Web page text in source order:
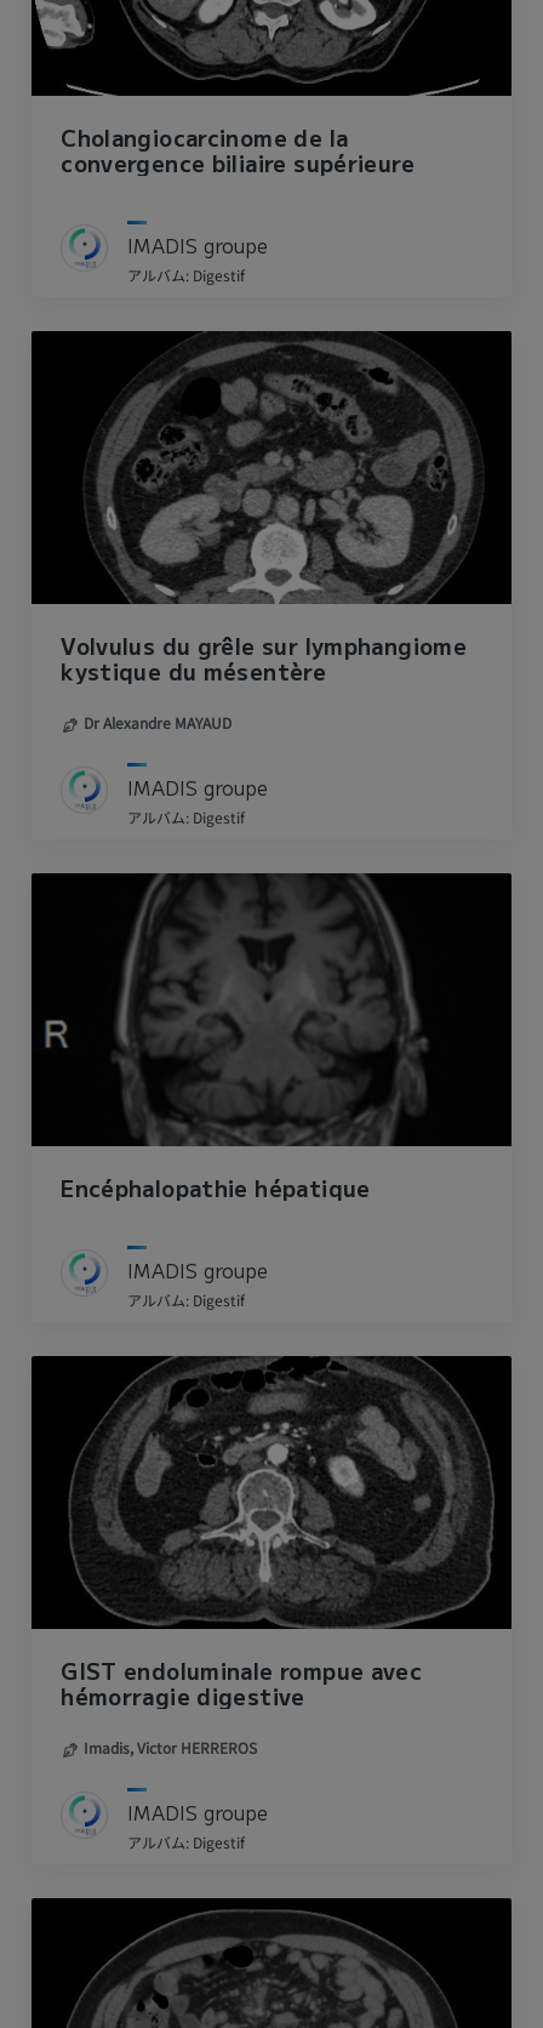
Cholangiocarcinome de la
convergence biliaire supérieure
IMADIS groupe
アルバム: Digestif
Volvulus du grêle sur lymphangiome
kystique du mésentère
Dr Alexandre MAYAUD
IMADIS groupe
アルバム: Digestif
Encéphalopathie hépatique
IMADIS groupe
アルバム: Digestif
GIST endoluminale rompue avec
hémorragie digestive
Imadis,Victor HERREROS
IMADIS groupe
アルバム: Digestif